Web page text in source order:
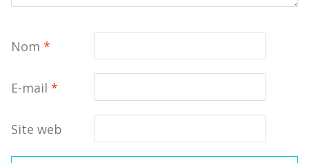
Nom *
E-mail *
Site web